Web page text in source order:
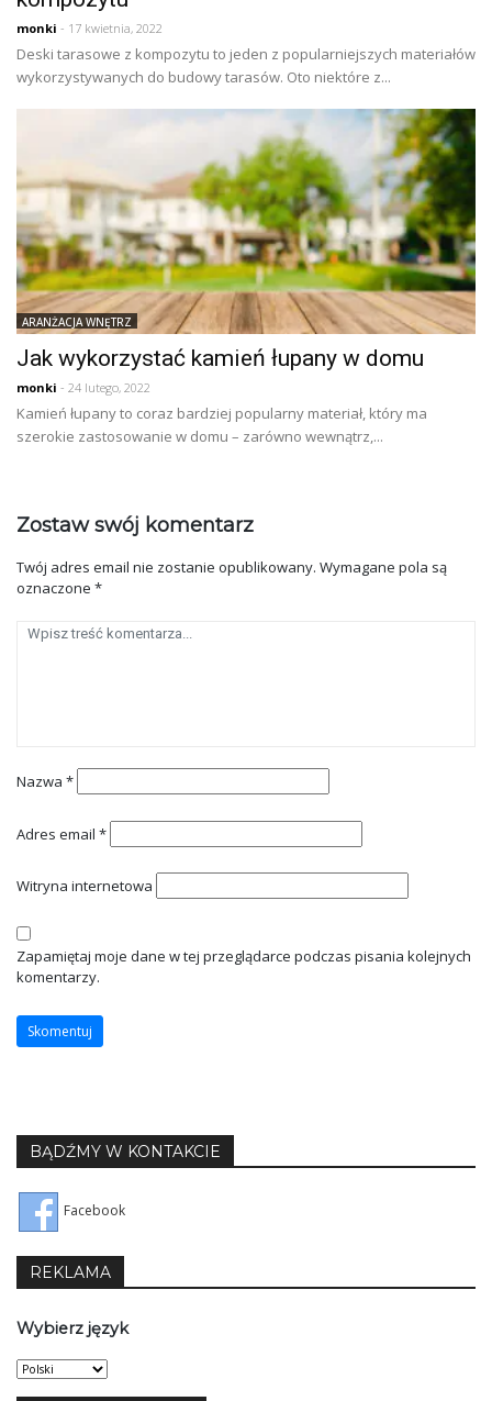
monki - 17 kwietnia, 2022
Deski tarasowe z kompozytu to jeden z popularniejszych materiałów
wykorzystywanych do budowy tarasów. Oto niektóre z...
ARANŻACJA WNĘTRZ
Jak wykorzystać kamień łupany w domu
monki - 24 lutego, 2022
Kamień łupany to coraz bardziej popularny materiał, który ma
szerokie zastosowanie w domu – zarówno wewnątrz,...
Zostaw swój komentarz
Twój adres email nie zostanie opublikowany. Wymagane pola są
oznaczone *
Nazwa *
Adres email *
Witryna internetowa
Zapamiętaj moje dane w tej przeglądarce podczas pisania kolejnych
komentarzy.
BĄDŹMY W KONTAKCIE
Facebook
REKLAMA
Wybierz język
Wybierz
język